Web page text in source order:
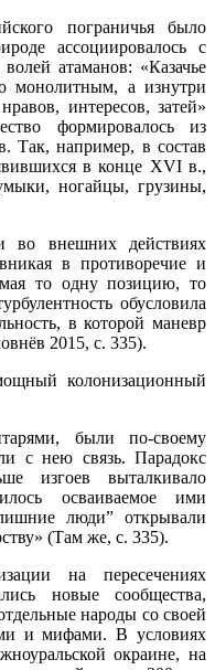
пограничья было
ассоциировалось с
атаманов: «Казачье
монолитным, а изнутри
интересов, затей»
формировалось из
Так, например, в состав
в конце XVI в.,
ногайцы, грузины,
во внешних действиях
в противоречие и
то одну позицию, то
обусловила
в которой маневр
2015, с. 335).
колонизационный
были по-своему
с нею связь. Парадокс
изгоев выталкивало
осваиваемое ими
люди” открывали
(Там же, с. 335).
на пересечениях
новые сообщества,
народы со своей
и мифами. В условиях
окраине, на